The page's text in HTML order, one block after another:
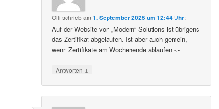
Olli schriebam1. September 2025 um 12:44 Uhr:
Auf der Website von „Modern“ Solutions ist übrigens
das Zertifikat abgelaufen. Ist aber auch gemein,
wenn Zertifikate am Wochenende ablaufen -.-
Antworten ↓